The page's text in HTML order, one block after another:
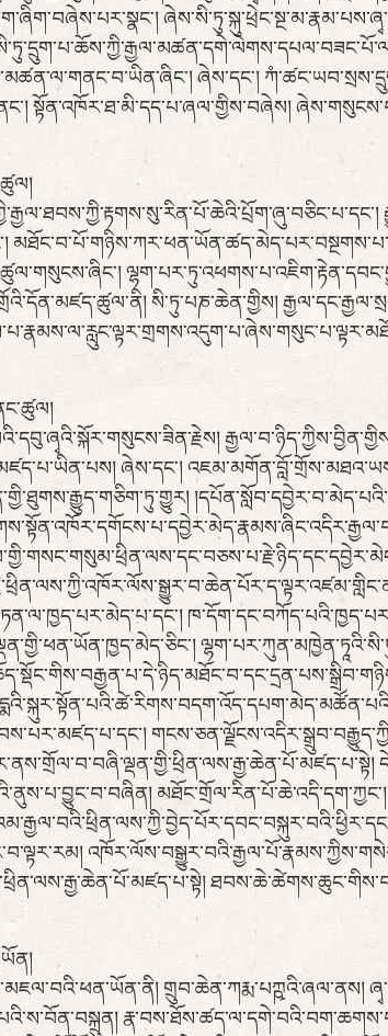
ཞེས་དང་།
སྟོན་འཁོར་ཐ་མི་དད་པ་ཞལ་གྱིས་བཞེས།
སི་ཏུ་པཎ་ཆེན་གྱིས།
ཞེས་དང་།
གྲུབ་ཆེན་ཀརྨ་པཀྵའི་ཞལ་ནས།